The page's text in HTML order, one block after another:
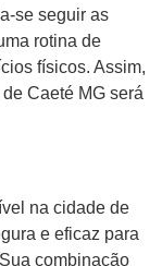
se seguir as
rotina de
físicos. Assim,
Caeté MG será
na cidade de
e eficaz para
combinação